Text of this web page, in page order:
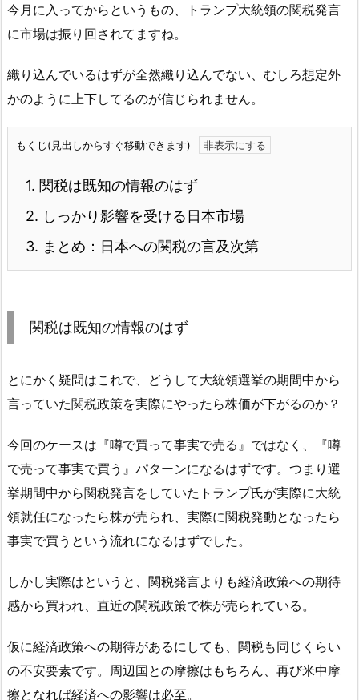
今月に入ってからというもの、トランプ大統領の関税発言
に市場は振り回されてますね。
織り込んでいるはずが全然織り込んでない、むしろ想定外
かのように上下してるのが信じられません。
もくじ(見出しからすぐ移動できます)
1. 関税は既知の情報のはず
2. しっかり影響を受ける日本市場
3. まとめ：日本への関税の言及次第
関税は既知の情報のはず
とにかく疑問はこれで、どうして大統領選挙の期間中から
言っていた関税政策を実際にやったら株価が下がるのか？
今回のケースは『噂で買って事実で売る』ではなく、『噂
で売って事実で買う』パターンになるはずです。つまり選
挙期間中から関税発言をしていたトランプ氏が実際に大統
領就任になったら株が売られ、実際に関税発動となったら
事実で買うという流れになるはずでした。
しかし実際はというと、関税発言よりも経済政策への期待
感から買われ、直近の関税政策で株が売られている。
仮に経済政策への期待があるにしても、関税も同じくらい
の不安要素です。周辺国との摩擦はもちろん、再び米中摩
擦となれば経済への影響は必至。